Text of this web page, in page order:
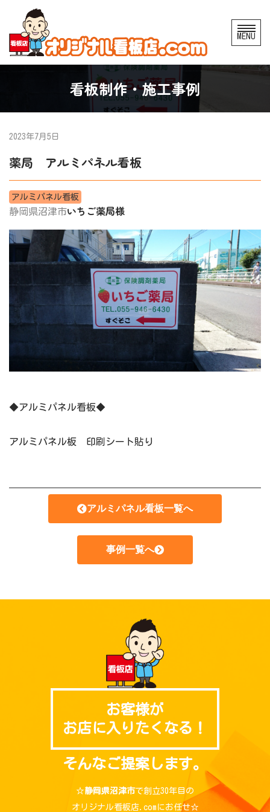
コ
ン
テ
へ
ス
ッ
プ
MENU
看板制作・施工事例
2023年7月5日
薬局 アルミパネル看板
アルミパネル看板
静岡県沼津市いちご薬局様
◆アルミパネル看板◆
アルミパネル板 印刷シート貼り
アルミパネル看板一覧へ
事例一覧へ
お客様が
お店に入りたくなる！
そんなご提案します。
☆静岡県沼津市で創立30年目の
オリジナル看板店.comにお任せ☆